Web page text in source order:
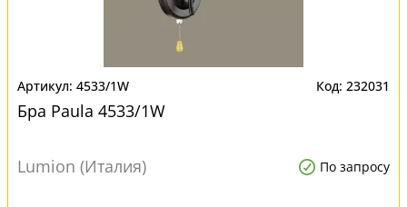
4533/1W 232031
Бра Paula 4533/1W
Lumion (Италия) По запросу